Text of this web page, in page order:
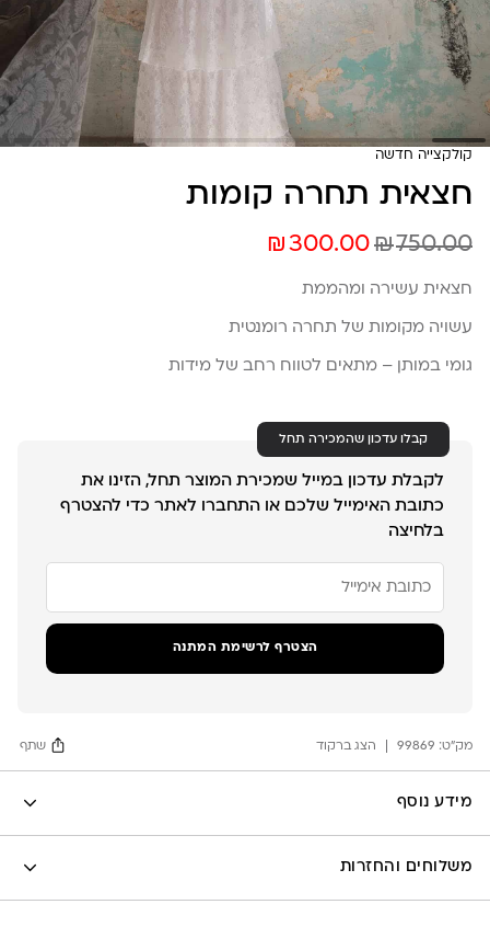
קולקצייה חדשה
חצאית תחרה קומות
₪300.00₪750.00
חצאית עשירה ומהממת
עשויה מקומות של תחרה רומנטית
גומי במותן – מתאים לטווח רחב של מידות
קבלו עדכון שהמכירה תחל
לקבלת עדכון במייל שמכירת המוצר תחל, הזינו את
כתובת האימייל שלכם או התחברו לאתר כדי להצטרף
בלחיצה
את
כתובת
הדוא"ל
כדי
עבור
מוצר
הצטרף לרשימת המתנה
מק"ט: 99869 הצג ברקוד שתף
מידע נוסף
משלוחים והחזרות